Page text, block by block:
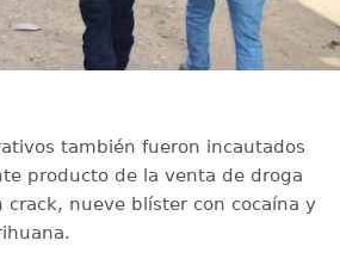
también fueron incautados
producto de la venta de droga
crack, nueve blíster con cocaína y